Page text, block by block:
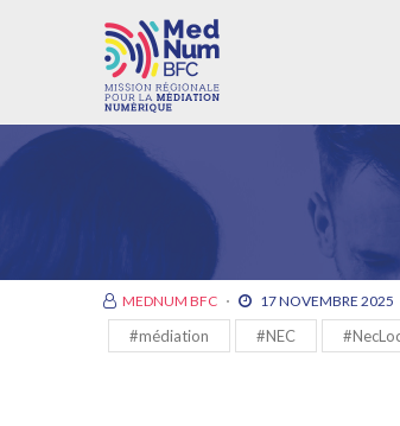
MEDNUM BFC 17 NOVEMBRE 2025
#médiation #NEC